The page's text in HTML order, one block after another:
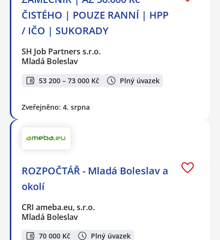
ČISTÉHO | POUZE RANNÍ | HPP
/ IČO | SUKORADY
SH Job Partners s.r.o.
Mladá Boleslav
53 200 – 73 000 Kč Plný úvazek
Zveřejněno: 4. srpna
ROZPOČTÁŘ - Mladá Boleslav a
okolí
CRI ameba.eu, s.r.o.
Mladá Boleslav
70 000 Kč Plný úvazek